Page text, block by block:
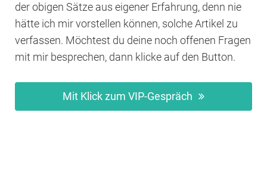
der obigen Sätze aus eigener Erfahrung, denn nie
hätte ich mir vorstellen können, solche Artikel zu
verfassen. Möchtest du deine noch offenen Fragen
mit mir besprechen, dann klicke auf den Button.
Mit Klick zum VIP-Gespräch